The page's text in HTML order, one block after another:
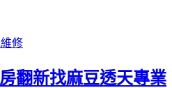
修
翻新找麻豆透天專業